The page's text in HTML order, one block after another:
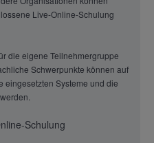
Live-Online-Schulung
die eigene Teilnehmergruppe
Schwerpunkte können auf
eingesetzten Systeme und die
Schulung